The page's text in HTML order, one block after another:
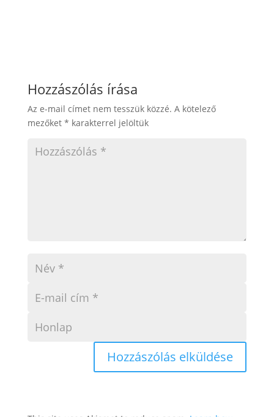
Hozzászólás írása
Az e-mail címet nem tesszük közzé. A kötelező
mezőket * karakterrel jelöltük